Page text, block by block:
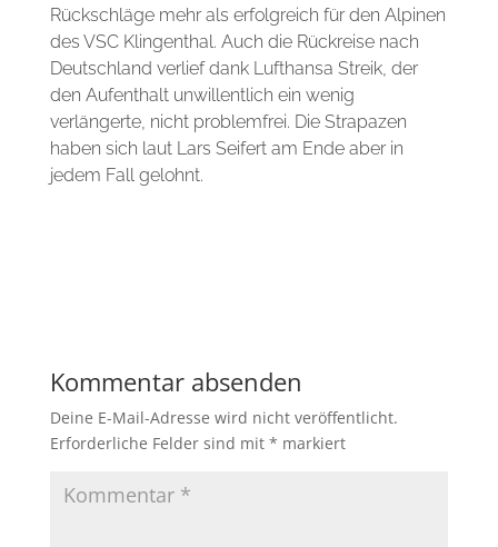
Rückschläge mehr als erfolgreich für den Alpinen
des VSC Klingenthal. Auch die Rückreise nach
Deutschland verlief dank Lufthansa Streik, der
den Aufenthalt unwillentlich ein wenig
verlängerte, nicht problemfrei. Die Strapazen
haben sich laut Lars Seifert am Ende aber in
jedem Fall gelohnt.
Kommentar absenden
Deine E-Mail-Adresse wird nicht veröffentlicht.
Erforderliche Felder sind mit * markiert